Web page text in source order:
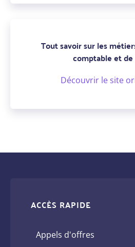
Tout savoir sur les
comptable et
Découvrir le site
ACCÈS RAPIDE
Appels d'offres